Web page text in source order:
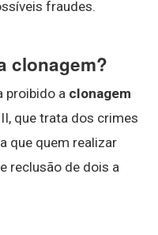
fraudes.
clonagem?
proibido a clonagem
que trata dos crimes
que quem realizar
reclusão de dois a